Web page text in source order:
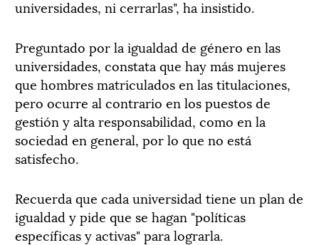
universidades, ni cerrarlas", ha insistido.
Preguntado por la igualdad de género en las
universidades, constata que hay más mujeres
que hombres matriculados en las titulaciones,
pero ocurre al contrario en los puestos de
gestión y alta responsabilidad, como en la
sociedad en general, por lo que no está
satisfecho.
Recuerda que cada universidad tiene un plan de
igualdad y pide que se hagan "políticas
específicas y activas" para lograrla.